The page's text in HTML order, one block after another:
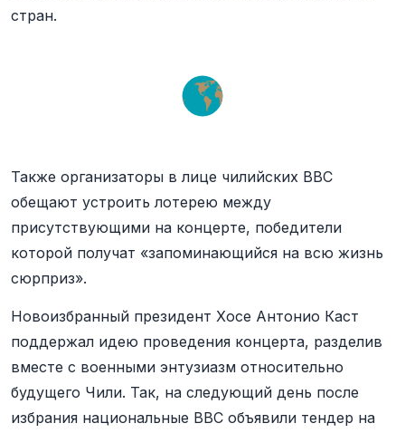
стран.
Также организаторы в лице чилийских ВВС
обещают устроить лотерею между
присутствующими на концерте, победители
которой получат «запоминающийся на всю жизнь
сюрприз».
Новоизбранный президент Хосе Антонио Каст
поддержал идею проведения концерта, разделив
вместе с военными энтузиазм относительно
будущего Чили. Так, на следующий день после
избрания национальные ВВС объявили тендер на